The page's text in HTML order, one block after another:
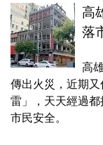
高
落
高
傳出火災，近期
雷」，天天經過
市民安全。